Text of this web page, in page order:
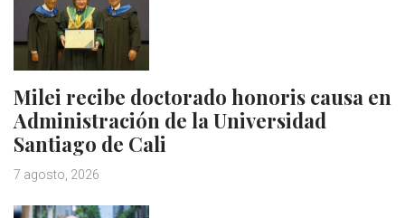
Milei recibe doctorado honoris causa en
Administración de la Universidad
Santiago de Cali
7 agosto, 2026